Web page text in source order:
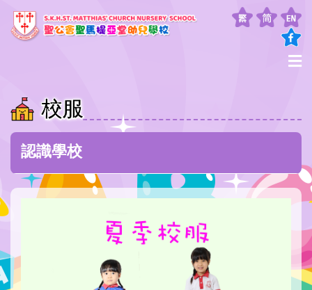
校服
認識學校